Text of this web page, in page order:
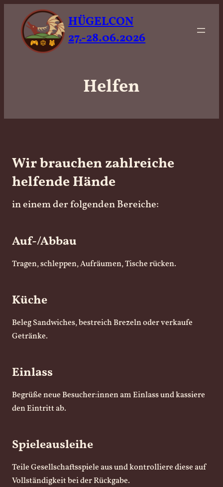
HÜGELCON
27.-28.06.2026
Helfen
Wir brauchen zahlreiche
helfende Hände
in einem der folgenden Bereiche:
Auf-/Abbau
Tragen, schleppen, Aufräumen, Tische rücken.
Küche
Beleg Sandwiches, bestreich Brezeln oder verkaufe
Getränke.
Einlass
Begrüße neue Besucher:innen am Einlass und kassiere
den Eintritt ab.
Spieleausleihe
Teile Gesellschaftsspiele aus und kontrolliere diese auf
Vollständigkeit bei der Rückgabe.